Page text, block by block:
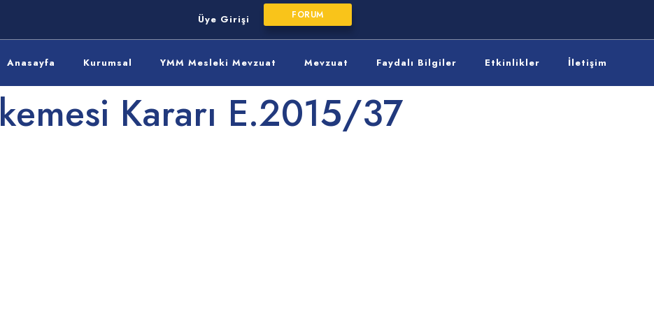
Üye Girişi FORUM
Anasayfa Kurumsal YMM Mesleki Mevzuat Mevzuat Faydalı Bilgiler Etkinlikler İletişim
Kararı E.2015/37